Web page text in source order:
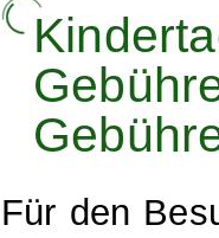
Für den